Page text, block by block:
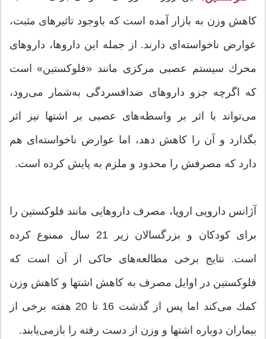
كاهش وزن به بازار آمده است كه باوجود تاثیرهای مثبت،
عوارض ناخواسته‌ای دارند. از جمله این داروها، داروهای
محرك سیستم عصبی مرکزی مانند «فلوکستین» است
كه اگرچه جزو داروهای ضدافسردگی به‌شمار می‌رود،
می‌تواند با اثر بر واسطه‌های عصبی بر اشتها نیز اثر
بگذارد و آن را کاهش دهد، اما عوارض ناخواسته‌ای هم
دارد که مصرفش را محدود و ملزم به پایش کرده است.
آژانس دارویی اروپا، مصرف داروهایی مانند فلوكستین را
برای كودكان و بزرگسالان زیر 21 سال ممنوع كرده
است. نتایج برخی مطالعه‌های حاكی از آن است كه
فلوكستین در اوایل مصرف به كاهش اشتها و كاهش وزن
كمك می‌كند اما پس از گذشت 16 تا 20 هفته برخی از
بیماران دوباره اشتها و وزن از دست رفته را بازمی‌یابند.